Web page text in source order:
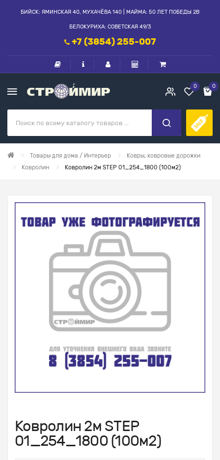
БИЙСК: ЯМИНСКАЯ 40, МУХАЧЁВА 140 | МАЙМА: 50 ЛЕТ ПОБЕДЫ 2В
БЕЛОКУРИХА: СОВЕТСКАЯ 49/3
+7 (3854) 255-007
0 0
Товары для дома / Интерьер
Ковры, ковровые дорожки
Ковролин
Ковролин 2м STEP 01_254_1800 (100м2)
Ковролин 2м STEP
01_254_1800 (100м2)